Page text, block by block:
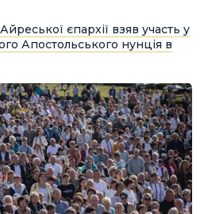
єпархії взяв участь у
Апостольського нунція в